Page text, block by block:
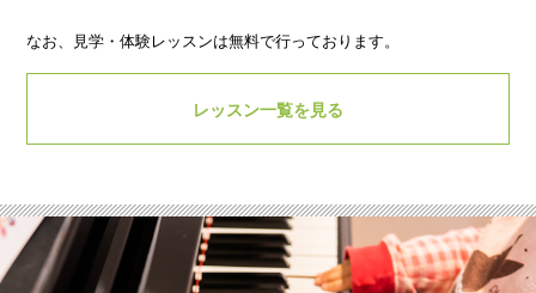
なお、見学・体験レッスンは無料で行っております。
レッスン一覧を見る